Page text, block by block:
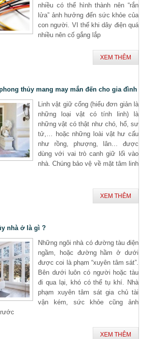
nhiều có thể hình thành nên “rắn
lửa” ảnh hưởng đến sức khỏe của
con người. VI thế khi dây điện quá
nhiều nên cố gắng lắp
XEM THÊM
thủy mang may mắn đến cho gia đình
Linh vật giữ cổng (hiểu đơn giản là
những loại vật có tính linh) là
những vật có thật như chó, hổ, sư
tử,… hoặc những loài vật hư cấu
như rồng, phượng, lân… được
dùng với vai trò canh giữ lối vào
nhà. Chúng bảo vệ về mặt tâm linh
XEM THÊM
nhà ở là gì ?
Những ngôi nhà có đường tàu điện
ngầm, hoặc đường hầm ở dưới
được coi là phạm “xuyên tâm sát”.
Bên dưới luôn có người hoặc tàu
đi qua lại, khó có thể tụ khí. Nhà
phạm xuyên tâm sát gia chủ tài
vận kém, sức khỏe cũng ảnh
XEM THÊM